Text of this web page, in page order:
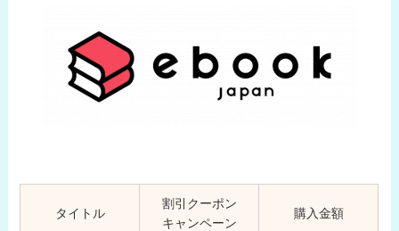
タイトル
割引クーポン
キャンペーン
購入金額